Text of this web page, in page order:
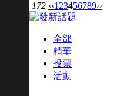
172 ‹‹1 23456789››
全部
精華
投票
活動